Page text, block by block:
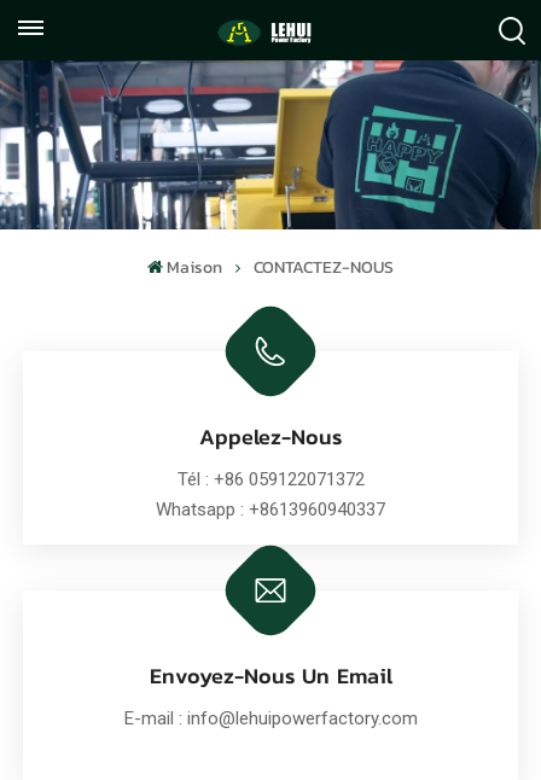
059122071372
info@lehuipowerfactory.com
Maison CONTACTEZ-NOUS
Appelez-Nous
Tél : +86 059122071372
Whatsapp : +8613960940337
Envoyez-Nous Un Email
E-mail : info@lehuipowerfactory.com